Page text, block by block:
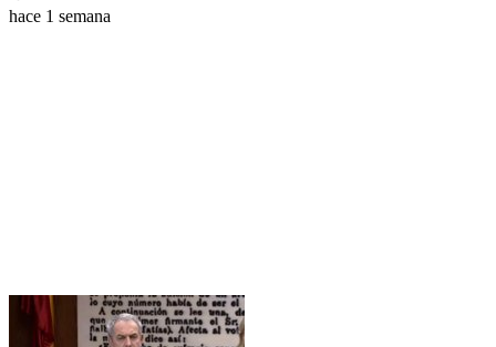
hace 1 semana